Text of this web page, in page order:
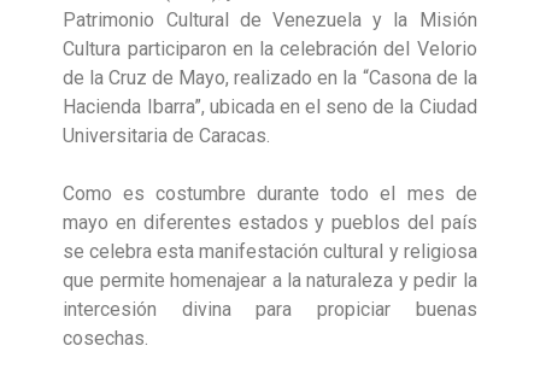
Patrimonio Cultural de Venezuela y la Misión
Cultura participaron en la celebración del Velorio
de la Cruz de Mayo, realizado en la “Casona de la
Hacienda Ibarra”, ubicada en el seno de la Ciudad
Universitaria de Caracas.
Como es costumbre durante todo el mes de
mayo en diferentes estados y pueblos del país
se celebra esta manifestación cultural y religiosa
que permite homenajear a la naturaleza y pedir la
intercesión divina para propiciar buenas
cosechas.